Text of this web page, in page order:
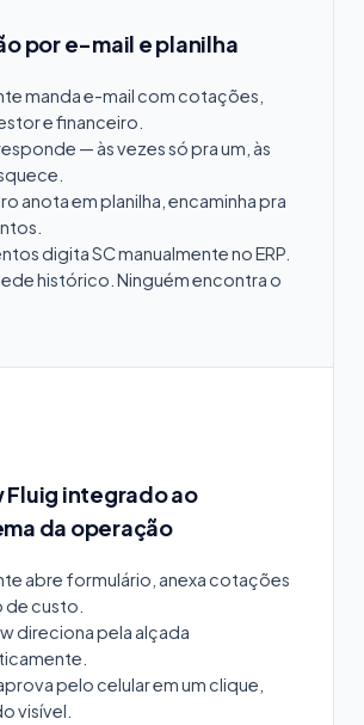
por e-mail e planilha
manda e-mail com cotações,
e financeiro.
— às vezes só pra um, às
anota em planilha, encaminha pra
digita SC manualmente no ERP.
histórico. Ninguém encontra o
Fluig integrado ao
da operação
abre formulário, anexa cotações
custo.
direciona pela alçada
pelo celular em um clique,
visível.